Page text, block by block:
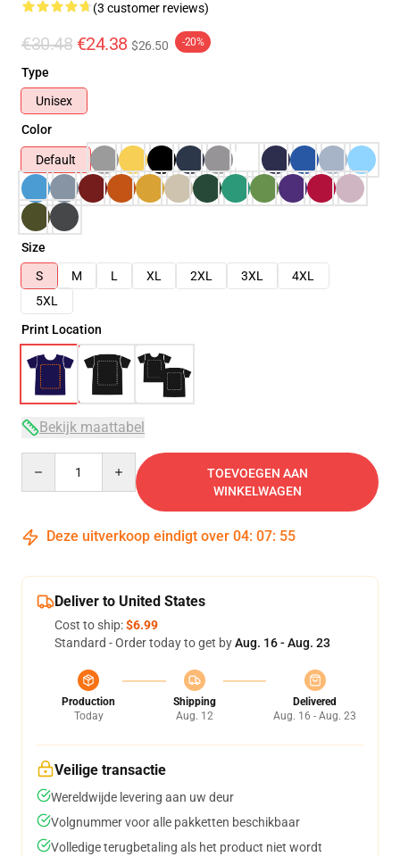
(3 customer reviews)
€30.48 €24.38 $26.50 -20%
Type
Unisex
Color
Default
Size
S
M L XL 2XL 3XL
4XL
5XL
Print Location
Bekijk maattabel
TOEVOEGEN AAN
WINKELWAGEN
Deze uitverkoop eindigt over 04: 07: 54
Deliver to United States
Cost to ship:$6.99
Standard - Order today to get byAug. 16 - Aug. 23
Production
Today
Shipping
Aug. 12
Delivered
Aug. 16 - Aug. 23
Veilige transactie
Wereldwijde levering aan uw deur
Volgnummer voor alle pakketten beschikbaar
Volledige terugbetaling als het product niet wordt